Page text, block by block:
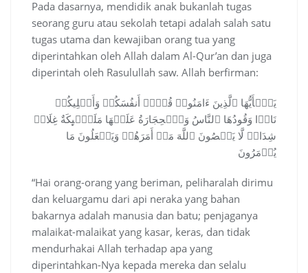
Pada dasarnya, mendidik anak bukanlah tugas
seorang guru atau sekolah tetapi adalah salah satu
tugas utama dan kewajiban orang tua yang
diperintahkan oleh Allah dalam Al-Qur’an dan juga
diperintah oleh Rasulullah saw. Allah berfirman:
یَـٰۤأَیُّهَا ٱلَّذِینَ ءَامَنُوا۟ قُوۤا۟ أَنفُسَكُمۡ وَأَهۡلِیكُمۡ
نَارࣰا وَقُودُهَا ٱلنَّاسُ وَٱلۡحِجَارَةُ عَلَیۡهَا مَلَـٰۤىِٕكَةٌ غِلَاظࣱ
شِدَادࣱ لَّا یَعۡصُونَ ٱللَّهَ مَاۤ أَمَرَهُمۡ وَیَفۡعَلُونَ مَا
یُؤۡمَرُونَ
“Hai orang-orang yang beriman, peliharalah dirimu
dan keluargamu dari api neraka yang bahan
bakarnya adalah manusia dan batu; penjaganya
malaikat-malaikat yang kasar, keras, dan tidak
mendurhakai Allah terhadap apa yang
diperintahkan-Nya kepada mereka dan selalu